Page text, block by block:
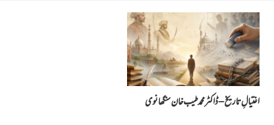
اغتیالِ تاریخ – ڈاکٹر محمد طیب خان سنگھانوی